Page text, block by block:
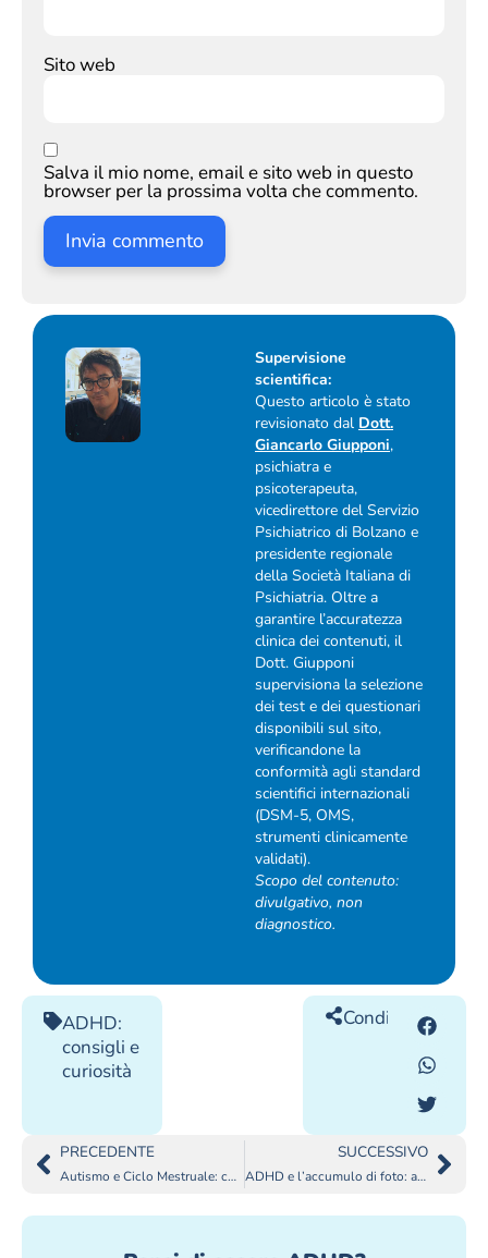
Sito web
Salva il mio nome, email e sito web in questo
browser per la prossima volta che commento.
Supervisione
scientifica:
Questo articolo è stato
revisionato dal Dott.
Giancarlo Giupponi,
psichiatra e
psicoterapeuta,
vicedirettore del Servizio
Psichiatrico di Bolzano e
presidente regionale
della Società Italiana di
Psichiatria. Oltre a
garantire l’accuratezza
clinica dei contenuti, il
Dott. Giupponi
supervisiona la selezione
dei test e dei questionari
disponibili sul sito,
verificandone la
conformità agli standard
scientifici internazionali
(DSM-5, OMS,
strumenti clinicamente
validati).
Scopo del contenuto:
divulgativo, non
diagnostico.
ADHD:
consigli e
curiosità
Condividilo
PRECEDENTE
Autismo e Ciclo Mestruale: come affrontarlo?
SUCCESSIVO
ADHD e l’accumulo di foto: affrontare la galleria post-vacanza